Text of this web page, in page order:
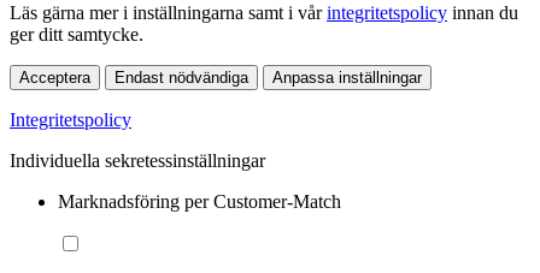
Läs gärna mer i inställningarna samt i vårintegritetspolicy innan du
ger ditt samtycke.
Acceptera Endast nödvändiga Anpassa inställningar
Integritetspolicy
Individuella sekretessinställningar
Marknadsföring per Customer-Match